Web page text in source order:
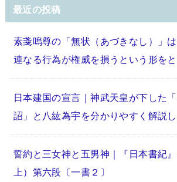
最近の投稿
素戔嗚尊の「無状（あづきなし）」
連なる行為が権威を損うという形を
日本建国の宣言｜神武天皇が下した
詔」と八紘為宇を分かりやすく解説
誓約と三女神と五男神｜『日本書紀
上）第六段〔一書２〕